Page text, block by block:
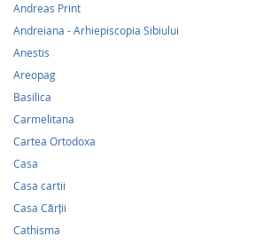
Andreas Print
Andreiana - Arhiepiscopia Sibiului
Anestis
Areopag
Basilica
Carmelitana
Cartea Ortodoxa
Casa
Casa cartii
Casa Cărții
Cathisma